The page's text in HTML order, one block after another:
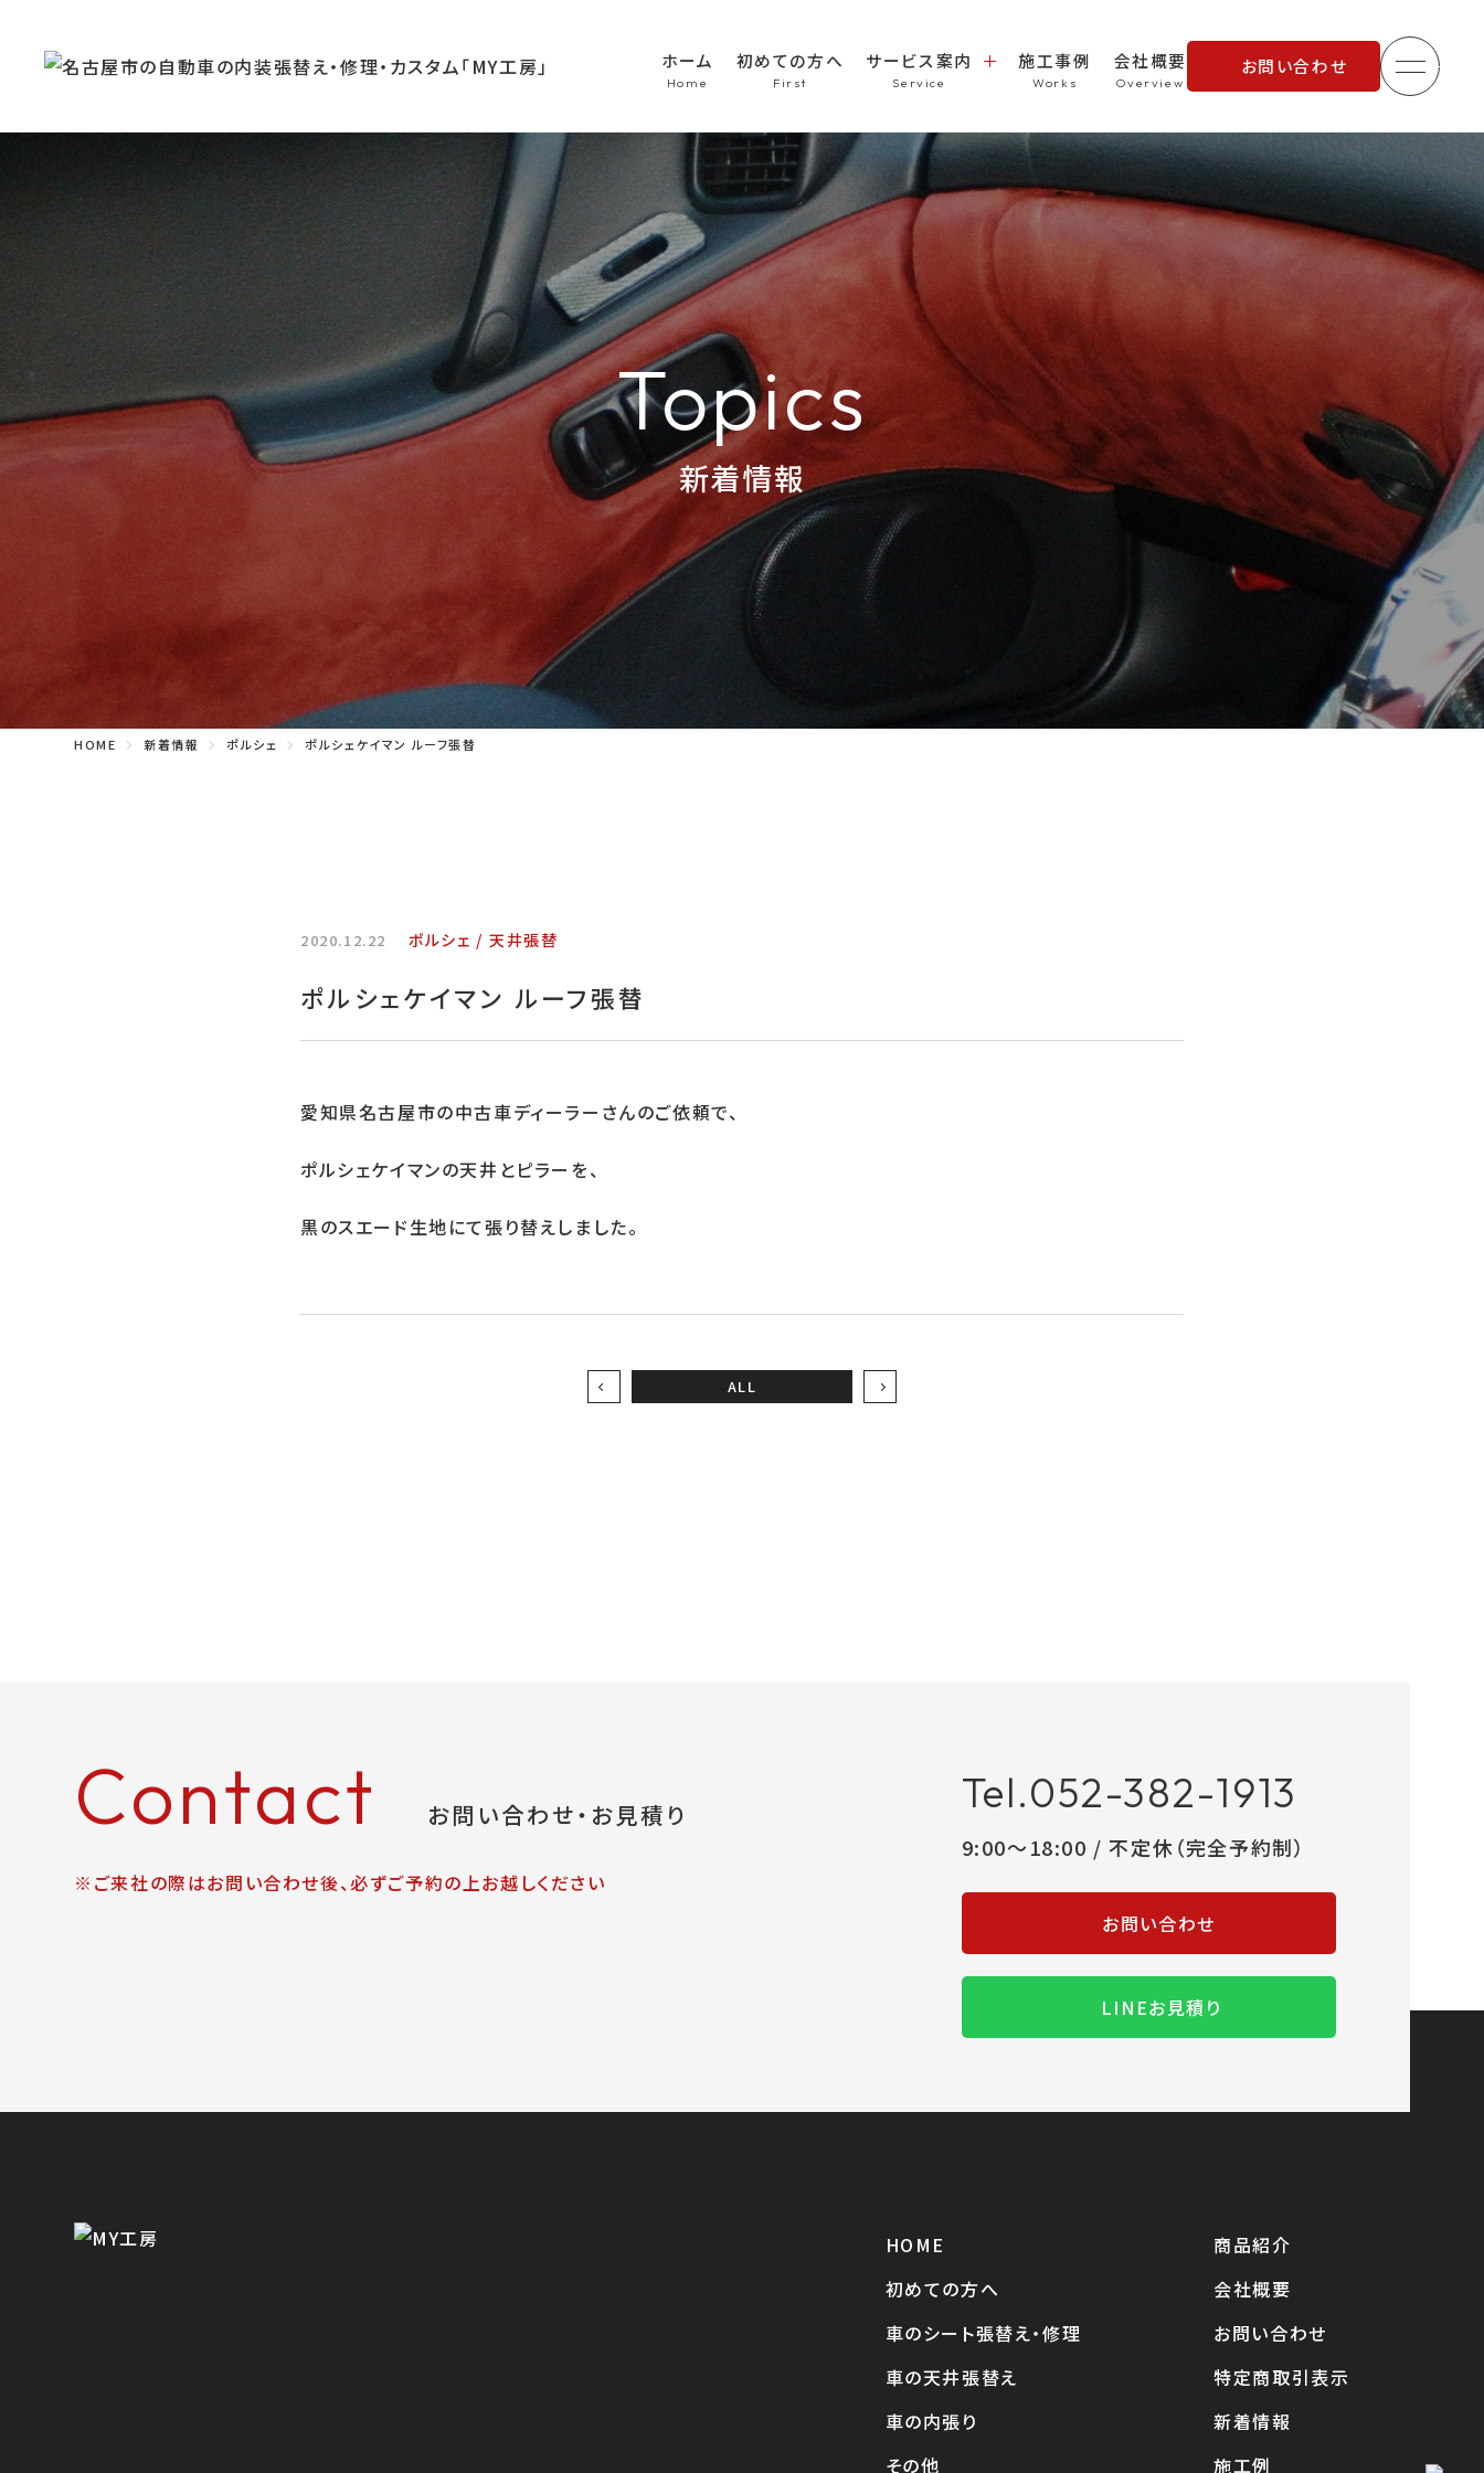
ホーム 初めての方へ サービス案内 施工事例 会社概要 お問い合わせ メニ
HOME
初めての方へ
車のシート張替え・修理
車の天井張替え
車の内張り
商品紹介
会社概要
お問い合わせ
特定商取引表示
Topics
新着情報
HOME 新着情報 ポルシェ ポルシェケイマン ルーフ張替
2020.12.22 ポルシェ 天井張替
ポルシェケイマン ルーフ張替
愛知県名古屋市の中古車ディーラーさんのご依頼で、
ポルシェケイマンの天井とピラーを、
黒のスエード生地にて張り替えしました。
ALL
Contact お問い合わせ・お見積り
※ご来社の際はお問い合わせ後、必ずご予約の上お越しください
Tel.052-382-1913
9:00～18:00 / 不定休（完全予約制）
お問い合わせ
LINEお見積り
HOME
初めての方へ
車のシート張替え・修理
車の天井張替え
車の内張り
その他
商品紹介
会社概要
お問い合わせ
特定商取引表示
新着情報
施工例